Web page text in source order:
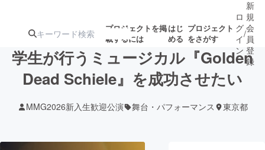
プロジェクトを掲
載するには
はじ
める
プロジェクト
をさがす
ジェクト
注目のリ
ターン
注目の新着プロ
ジェクト
募集終了が近いプ
ロジェクト
もうすぐ公開
されます
ロ
グ
イ
ン
/
新
規
会
員
登
録
学生が行うミュージカル『Golden
Dead Schiele』を成功させたい
MMG2026新入生歓迎公演 舞台・パフォーマンス 東京都